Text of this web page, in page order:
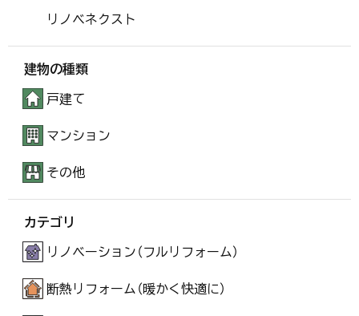
リノベネクスト
建物の種類
戸建て
マンション
その他
カテゴリ
リノベーション（フルリフォーム）
断熱リフォーム（暖かく快適に）